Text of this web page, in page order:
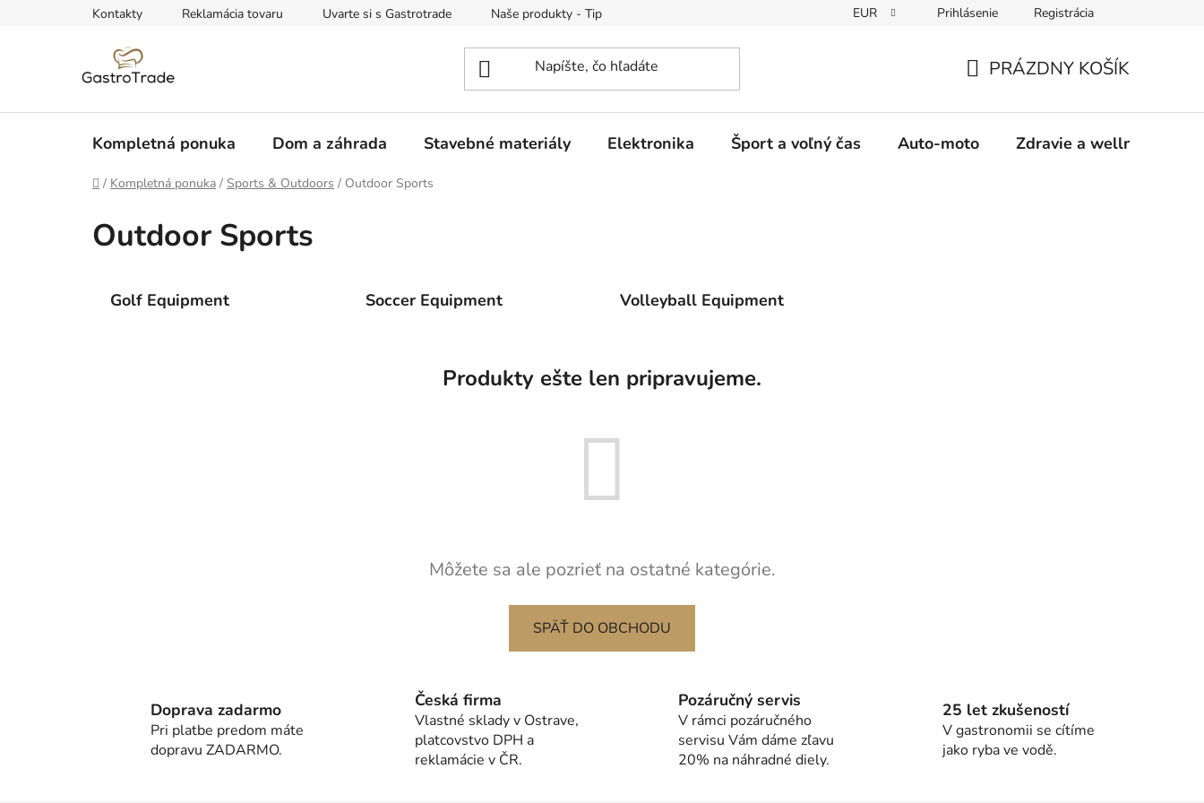
Kontakty Reklamácia tovaru Uvarte si s Gastrotrade Naše produkty - Tipy a triky Moja objednávka
EUR Prihlásenie Registrácia
KOŠÍK
PRÁZDNY KOŠÍK
Kompletná ponuka Dom a záhrada Stavebné materiály Elektronika Šport a voľný čas Auto-moto Zdravie a wellness
Domov
/ Kompletná ponuka / Sports & Outdoors / Outdoor Sports
Outdoor Sports
Golf Equipment Soccer Equipment Volleyball Equipment
Produkty ešte len pripravujeme.
Môžete sa ale pozrieť na ostatné kategórie.
SPÄŤ DO OBCHODU
Doprava zadarmo
Pri platbe predom máte
dopravu ZADARMO.
Česká firma
Vlastné sklady v Ostrave,
platcovstvo DPH a
reklamácie v ČR.
Pozáručný servis
V rámci pozáručného
servisu Vám dáme zľavu
20% na náhradné diely.
25 let zkušeností
V gastronomii se cítíme
jako ryba ve vodě.